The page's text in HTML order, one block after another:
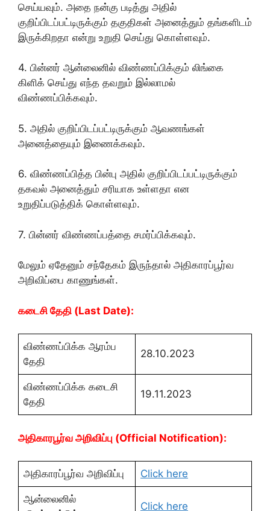
செய்யவும். அதை நன்கு படித்து அதில்
குறிப்பிடப்பட்டிருக்கும் தகுதிகள் அனைத்தும் தங்களிடம்
இருக்கிறதா என்று உறுதி செய்து கொள்ளவும்.
4. பின்னர் ஆன்லைனில் விண்ணப்பிக்கும் லிங்கை
கிளிக் செய்து எந்த தவறும் இல்லாமல்
விண்ணப்பிக்கவும்.
5. அதில் குறிப்பிடப்பட்டிருக்கும் ஆவணங்கள்
அனைத்தையும் இணைக்கவும்.
6. விண்ணப்பித்த பின்பு அதில் குறிப்பிடப்பட்டிருக்கும்
தகவல் அனைத்தும் சரியாக உள்ளதா என
உறுதிப்படுத்திக் கொள்ளவும்.
7. பின்னர் விண்ணப்பத்தை சமர்ப்பிக்கவும்.
மேலும் ஏதேனும் சந்தேகம் இருந்தால் அதிகாரப்பூர்வ
அறிவிப்பை காணுங்கள்.
கடைசி தேதி (Last Date):
விண்ணப்பிக்க ஆரம்ப
தேதி
28.10.2023
விண்ணப்பிக்க கடைசி
தேதி
19.11.2023
அதிகாரபூர்வ அறிவிப்பு (Official Notification):
அதிகாரப்பூர்வ அறிவிப்பு Click here
ஆன்லைனில்
Click here